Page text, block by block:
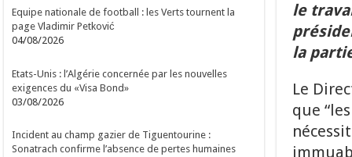
le
la
Le
que
Equipe nationale de football : les Verts tournent la
page Vladimir Petković
04/08/2026
Etats-Unis : l’Algérie concernée par les nouvelles
exigences du «Visa Bond»
03/08/2026
Incident au champ gazier de Tiguentourine :
Sonatrach confirme l’absence de pertes humaines